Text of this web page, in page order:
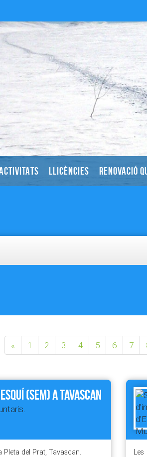
LLICÈNCIES RENOVACIÓ
« 1 2 3 4 5 6 7
(SEM) a TAVASCAN
Pleta del Prat, Tavascan.